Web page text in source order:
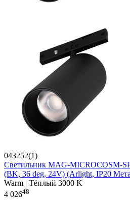
043252(1)
Светильник MAG-MICROCOSM-
(BK, 36 deg, 24V) (Arlight, IP20
Warm | Тёплый 3000 K
4 02648